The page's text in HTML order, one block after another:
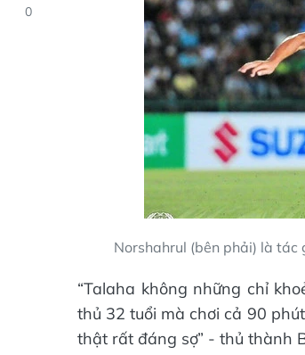
0
Norshahrul (bên phải) là
“Talaha không những chỉ
thủ 32 tuổi mà chơi cả 90
thật rất đáng sợ” - thủ thành